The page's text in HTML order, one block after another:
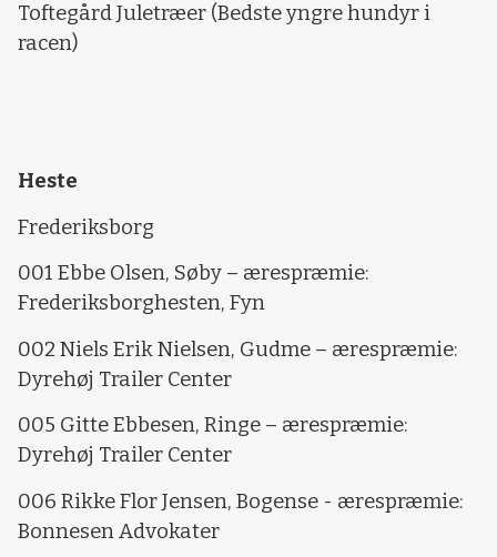
Toftegård Juletræer (Bedste yngre hundyr i
racen)
Heste
Frederiksborg
001 Ebbe Olsen, Søby – ærespræmie:
Frederiksborghesten, Fyn
002 Niels Erik Nielsen, Gudme – ærespræmie:
Dyrehøj Trailer Center
005 Gitte Ebbesen, Ringe – ærespræmie:
Dyrehøj Trailer Center
006 Rikke Flor Jensen, Bogense - ærespræmie:
Bonnesen Advokater